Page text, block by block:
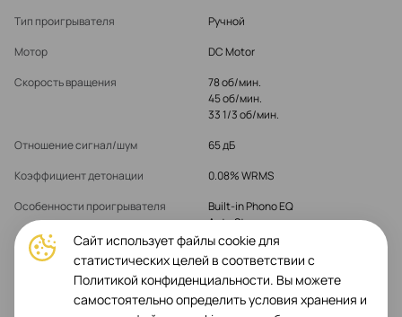
Тип проигрывателя
Ручной
Мотор
DC Motor
Скорость вращения
78 об/мин.
45 об/мин.
33 1/3 об/мин.
Отношение сигнал/шум
65 дБ
Коэффициент детонации
0.08% WRMS
Особенности проигрывателя
Built-in Phono EQ
Auto Stop
Universal Headshell
Тип продукта
Виниловый проигрыватель
Сайт использует файлы cookie для
статистических целей в соответствии с
Политикой конфиденциальности. Вы можете
самостоятельно определить условия хранения и